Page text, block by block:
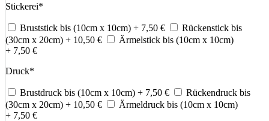
Stickerei*
Bruststick bis (10cm x 10cm) + 7,50 €
Rückenstick bis
(30cm x 20cm) + 10,50 €
Ärmelstick bis (10cm x 10cm)
+ 7,50 €
Druck*
Brustdruck bis (10cm x 10cm) + 7,50 €
Rückendruck bis
(30cm x 20cm) + 10,50 €
Ärmeldruck bis (10cm x 10cm)
+ 7,50 €